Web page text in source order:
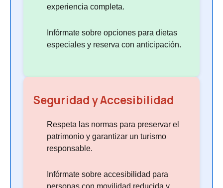
experiencia completa.
Infórmate sobre opciones para dietas
especiales y reserva con anticipación.
Seguridad y Accesibilidad
Respeta las normas para preservar el
patrimonio y garantizar un turismo
responsable.
Infórmate sobre accesibilidad para
personas con movilidad reducida y